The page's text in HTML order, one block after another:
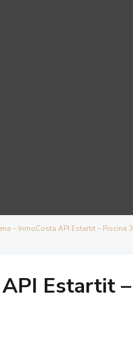
– InmoCosta API Estartit – Piscina 3
Estartit –